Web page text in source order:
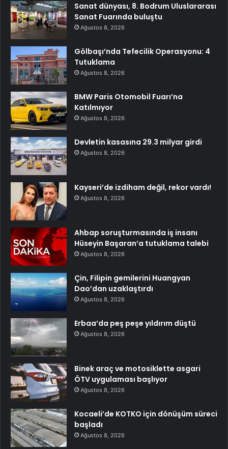
Sanat dünyası, 8. Bodrum Uluslararası
Sanat Fuarında buluştu
Ağustos 8, 2026
Gölbaşı’nda Tefecilik Operasyonu: 4
Tutuklama
Ağustos 8, 2026
BMW Paris Otomobil Fuarı’na
Katılmıyor
Ağustos 8, 2026
Devletin kasasına 29.3 milyar girdi
Ağustos 8, 2026
Kayseri’de izdiham değil, rekor vardı!
Ağustos 8, 2026
Ahbap soruşturmasında iş insanı
Hüseyin Başaran’a tutuklama talebi
Ağustos 8, 2026
Çin, Filipin gemilerini Huangyan
Dao’dan uzaklaştırdı
Ağustos 8, 2026
Erbaa’da peş peşe yıldırım düştü
Ağustos 8, 2026
Binek araç ve motosiklette asgari
ÖTV uygulaması başlıyor
Ağustos 8, 2026
Kocaeli’de KOTKO için dönüşüm süreci
başladı
Ağustos 8, 2026